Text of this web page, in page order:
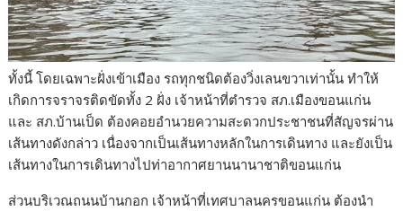
ทั้งนี้ โดยเฉพาะฝั่งเข้าเมือง รถทุกชนิดต้องวิ่งเลนขวาเท่านั้น ทำให้
เกิดการจราจรติดขัดทั้ง 2 ฝั่ง เจ้าหน้าที่ตำรวจ สภ.เมืองขอนแก่น
และ สภ.บ้านเป็ด ต้องคอยอำนวยความสะดวกประชาชนที่สัญจรผ่าน
เส้นทางดังกล่าว เนื่องจากเป็นเส้นทางหลักในการเดินทาง และยังเป็น
เส้นทางในการเดินทางไปท่าอากาศยานนานาชาติขอนแก่น
ส่วนบริเวณถนนบ้านกอก เจ้าหน้าที่เทศบาลนครขอนแก่น ต้องนำ